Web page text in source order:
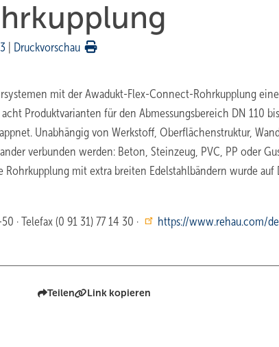
Druckvorschau
mit der Awadukt-Flex-Connect-Rohrkupplung
Produktvarianten für den Abmessungsbereich DN 110
Unabhängig von Werkstoff, Oberflächenstruktur,
verbunden werden: Beton, Steinzeug, PVC, PP oder
mit extra breiten Edelstahlbändern wurde
· Telefax (0 91 31) 77 14 30 · https://www.rehau.com/
Teilen Link kopieren